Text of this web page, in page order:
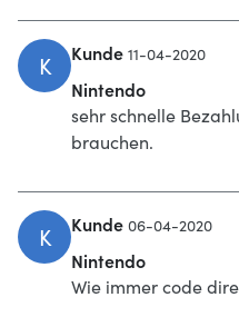
K Kunde 11-04-2020
Nintendo
sehr schnelle
brauchen.
K Kunde 06-04-2020
Nintendo
Wie immer code